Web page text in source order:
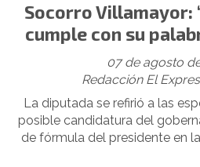
Socorro Villamayor:
cumple con su
Redacción El
07 de agosto
La diputada se refirió a las
posible candidatura del
de fórmula del presidente en